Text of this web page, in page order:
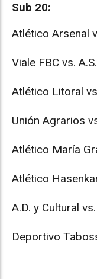
Sub 20:
Atlético Arsenal
Viale FBC vs.
Atlético Litoral
Unión Agrarios
Atlético María
Atlético
A.D. y Cultural
Deportivo